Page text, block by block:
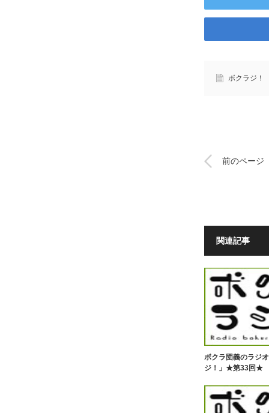
ボクラジ！
前のページ
関連記事
ボクラ団義のラジ
ジ！」★第33回★